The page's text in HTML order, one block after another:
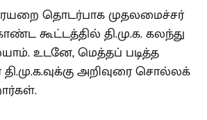
தொடர்பாக முதலமைச்சர்
கூட்டத்தில் தி.மு.க. கலந்து
உடனே, மெத்தப் படித்த
அறிவுரை சொல்லக்